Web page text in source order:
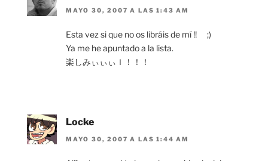
MAYO 30, 2007 A LAS 1:43 AM
Esta vez si que no os libráis de mí !! ;)
Ya me he apuntado a la lista.
楽しみぃぃぃｌ！！！
Locke
MAYO 30, 2007 A LAS 1:44 AM